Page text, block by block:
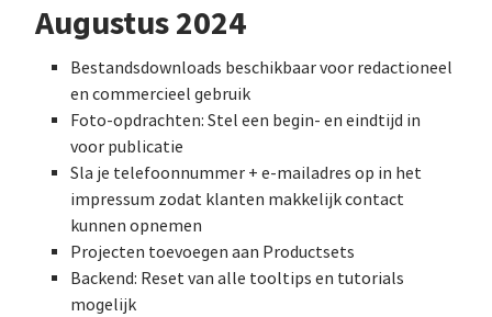
Augustus 2024
Bestandsdownloads beschikbaar voor redactioneel
en commercieel gebruik
Foto-opdrachten: Stel een begin- en eindtijd in
voor publicatie
Sla je telefoonnummer + e-mailadres op in het
impressum zodat klanten makkelijk contact
kunnen opnemen
Projecten toevoegen aan Productsets
Backend: Reset van alle tooltips en tutorials
mogelijk